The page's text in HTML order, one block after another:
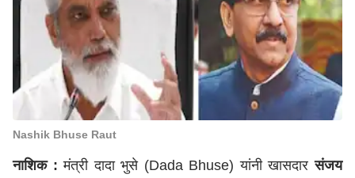
Nashik Bhuse Raut
नाशिक: मंत्री दादा भुसे (Dada Bhuse) यांनी खासदारसंजय